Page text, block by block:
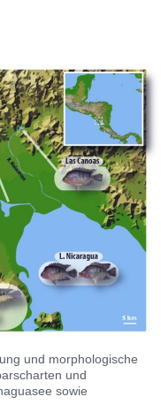
und morphologische
und
sowie